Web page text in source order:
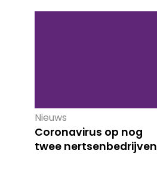
Nieuws
Coronavirus op nog
twee nertsenbedrijven